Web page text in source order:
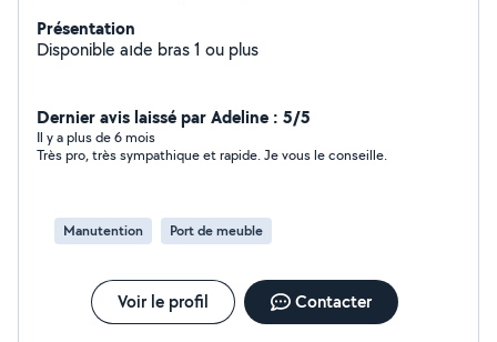
Présentation
Disponible aıde bras 1 ou plus
Dernier avis laissé par Adeline : 5/5
Il y a plus de 6 mois
Très pro, très sympathique et rapide. Je vous le conseille.
Manutention Port de meuble
Voir le profil Contacter